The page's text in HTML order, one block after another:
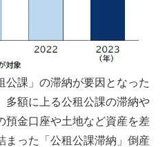
公課」の滞納が要因となった
多額に上る公租公課の滞納や
預金口座や土地など資産を差
まった「公租公課滞納」倒産